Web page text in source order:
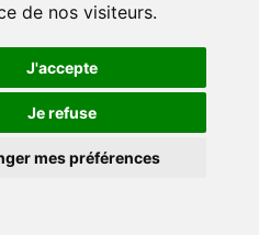
de nos visiteurs.
J'accepte
Je refuse
mes préférences